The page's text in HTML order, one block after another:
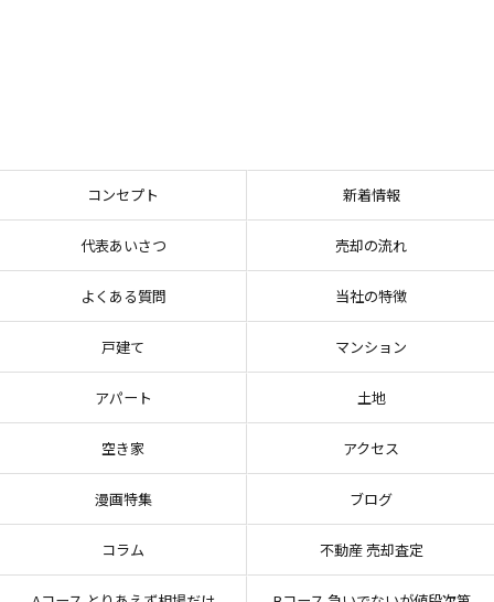
コンセプト 新着情報
代表あいさつ 売却の流れ
よくある質問 当社の特徴
戸建て マンション
アパート 土地
空き家 アクセス
漫画特集 ブログ
コラム 不動産 売却査定